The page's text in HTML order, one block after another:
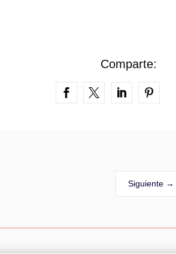
Comparte:
Siguiente→